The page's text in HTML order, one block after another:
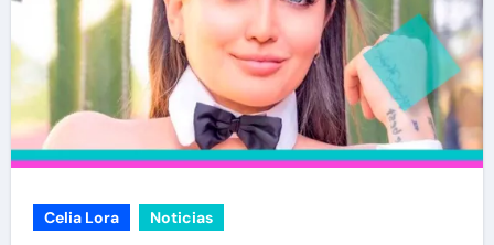
Celia Lora Noticias